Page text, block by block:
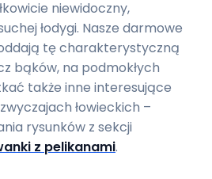
niewidoczny,
łodygi. Nasze darmowe
tę charakterystyczną
bąków, na podmokłych
także inne interesujące
łowieckich –
rysunków z sekcji
z pelikanami.